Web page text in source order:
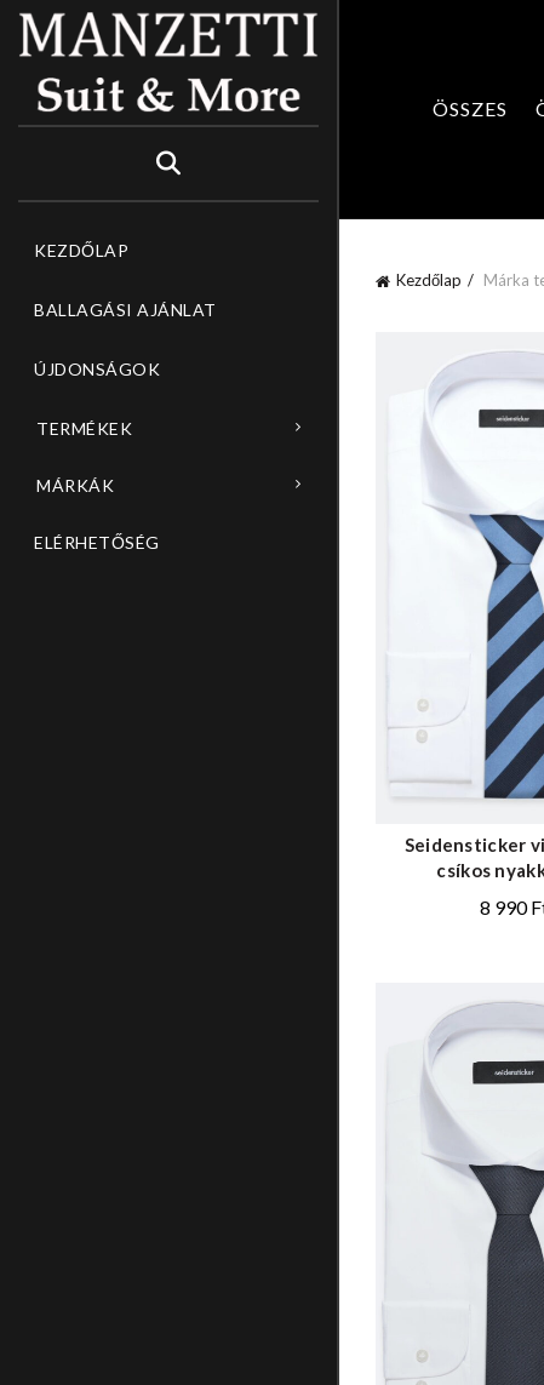
CART CLOSE
Nincsenek termékek a kosárban.
KEZDŐLAP
BALLAGÁSI AJÁNLAT
ÚJDONSÁGOK
TERMÉKEK
MÁRKÁK
ELÉRHETŐSÉG
ÖSSZES
Kezdőlap Márka
Seidensticker
csíkos
8 990